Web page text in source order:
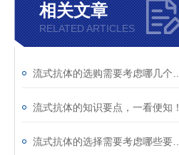
相关文章
RELATED ARTICLES
流式抗体的知识要点，一看便知！